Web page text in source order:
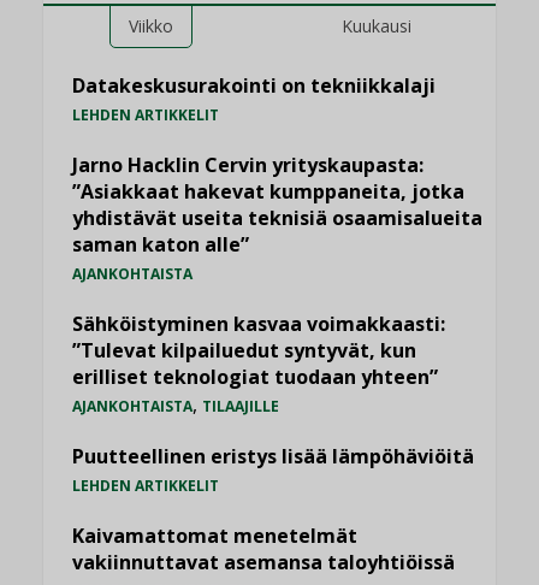
Viikko Kuukausi
Datakeskusurakointi on tekniikkalaji
LEHDEN ARTIKKELIT
Jarno Hacklin Cervin yrityskaupasta:
”Asiakkaat hakevat kumppaneita, jotka
yhdistävät useita teknisiä osaamisalueita
saman katon alle”
AJANKOHTAISTA
Sähköistyminen kasvaa voimakkaasti:
”Tulevat kilpailuedut syntyvät, kun
erilliset teknologiat tuodaan yhteen”
AJANKOHTAISTA, TILAAJILLE
Puutteellinen eristys lisää lämpöhäviöitä
LEHDEN ARTIKKELIT
Kaivamattomat menetelmät
vakiinnuttavat asemansa taloyhtiöissä